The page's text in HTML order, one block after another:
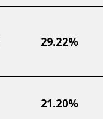
29.22%
21.20%